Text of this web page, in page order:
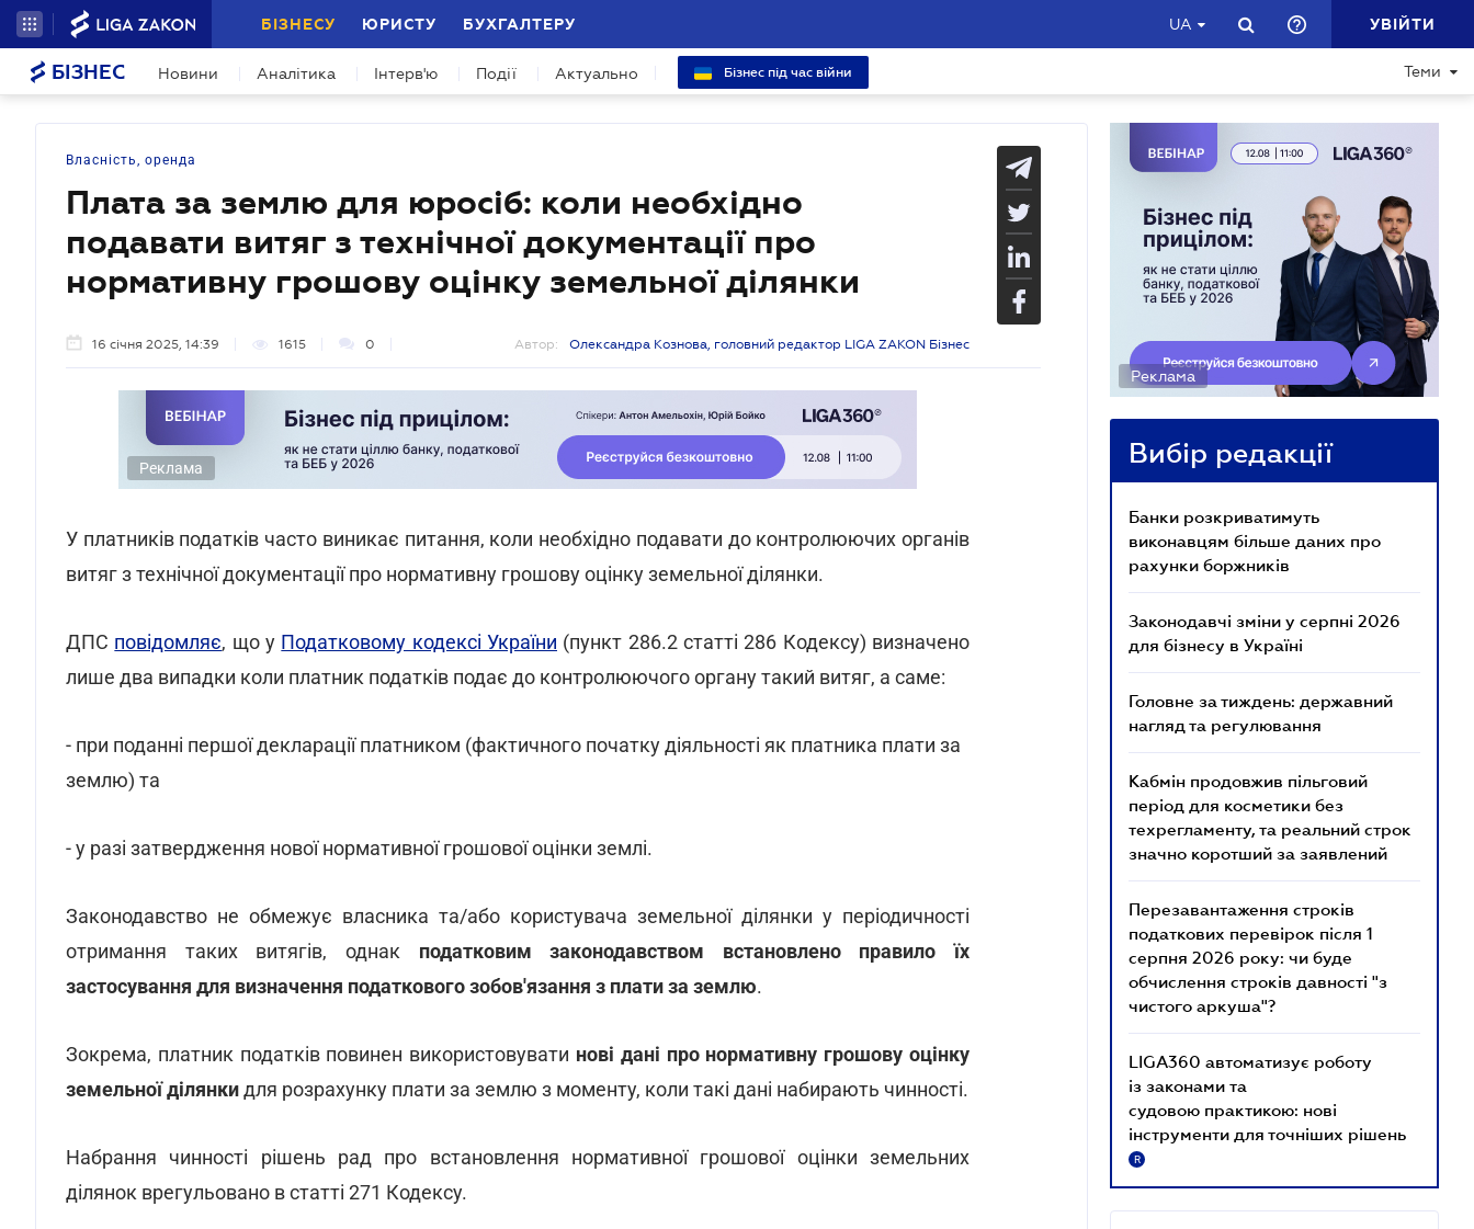
БІЗНЕСУ ЮРИСТУ БУХГАЛТЕРУ UA УВІЙТИ
БІЗНЕС Новини Аналітика Інтерв'ю Події Актуально Бізнес під час війни Теми
Власність, оренда
Плата за землю для юросіб: коли необхідно
подавати витяг з технічної документації про
нормативну грошову оцінку земельної ділянки
16 січня 2025, 14:39 1615 0 Автор: Олександра Кознова, головний редактор LIGA ZAKON Бізнес
Реклама
У платників податків часто виникає питання, коли необхідно подавати до контролюючих органів
витяг з технічної документації про нормативну грошову оцінку земельної ділянки.
ДПС повідомляє, що у Податковому кодексі України (пункт 286.2 статті 286 Кодексу) визначено
лише два випадки коли платник податків подає до контролюючого органу такий витяг, а саме:
- при поданні першої декларації платником (фактичного початку діяльності як платника плати за
землю) та
- у разі затвердження нової нормативної грошової оцінки землі.
Законодавство не обмежує власника та/або користувача земельної ділянки у періодичності
отримання таких витягів, однак податковим законодавством встановлено правило їх
застосування для визначення податкового зобов'язання з плати за землю.
Зокрема, платник податків повинен використовувати нові дані про нормативну грошову оцінку
земельної ділянкидля розрахунку плати за землю з моменту, коли такі дані набирають чинності.
Набрання чинності рішень рад про встановлення нормативної грошової оцінки земельних
ділянок врегульовано в статті 271 Кодексу.
Реклама
Вибір редакції
Банки розкриватимуть
виконавцям більше даних про
рахунки боржників
Законодавчі зміни у серпні 2026
для бізнесу в Україні
Головне за тиждень: державний
нагляд та регулювання
Кабмін продовжив пільговий
період для косметики без
техрегламенту, та реальний строк
значно коротший за заявлений
Перезавантаження строків
податкових перевірок після 1
серпня 2026 року: чи буде
обчислення строків давності "з
чистого аркуша"?
LIGA360 автоматизує роботу
із законами та
судовою практикою: нові
інструменти для точніших рішень
R